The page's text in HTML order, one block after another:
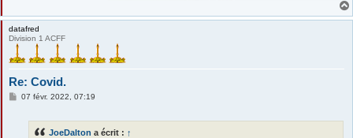
datafred
Division 1 ACFF
Re: Covid.
M07 févr. 2022, 07:19
JoeDalton a écrit : ↑